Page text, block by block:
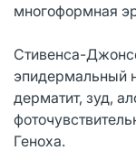
многоформная
Стивенса-
эпидермальный
дерматит, зуд,
Геноха.